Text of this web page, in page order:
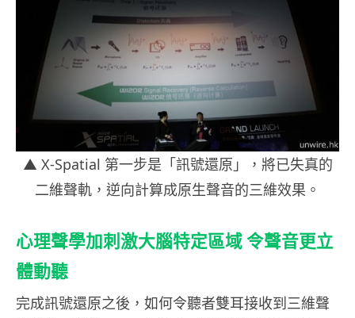
▲ X-Spatial 第一步是「訊號還原」，將已失真的
二維聲軌，逆向計算成原生聲音的三維效果。
心理聲學加刺激大腦特定區域 令聲音更立
體動聽
完成訊號還原之後，如何令聽者雙耳接收到三維聲